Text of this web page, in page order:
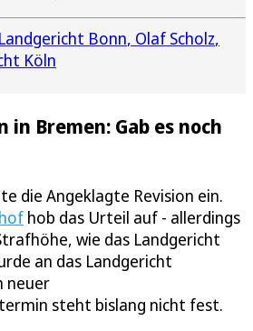
Bonn Olaf Scholz
Köln
in Bremen: Gab es noch
die Angeklagte Revision ein.
hob das Urteil auf - allerdings
wie das Landgericht
an das Landgericht
neuer
steht bislang nicht fest.